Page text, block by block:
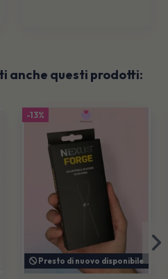
anche questi prodotti:
-13%
Presto di nuovo disponibile